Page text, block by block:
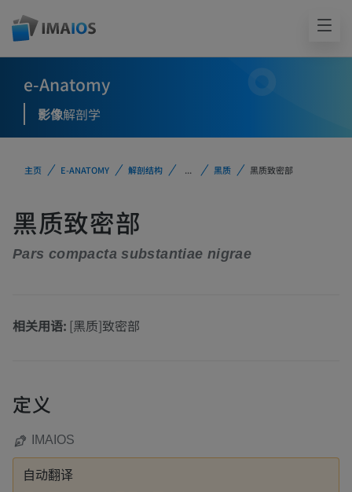
e-Anatomy
影像解剖学
主页 E-ANATOMY 解剖结构 ... 黑质 黑质致密部
黑质致密部
Pars compacta substantiae nigrae
相关用语: [黑质]致密部
定义
IMAIOS
自动翻译